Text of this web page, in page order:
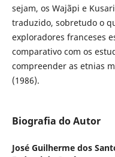
sejam, os Wajãpi e
traduzido, sobretudo o
exploradores franceses
comparativo com os
compreender as etnias
(1986).
Biografia do Autor
José Guilherme dos